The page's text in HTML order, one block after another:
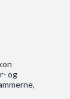
og